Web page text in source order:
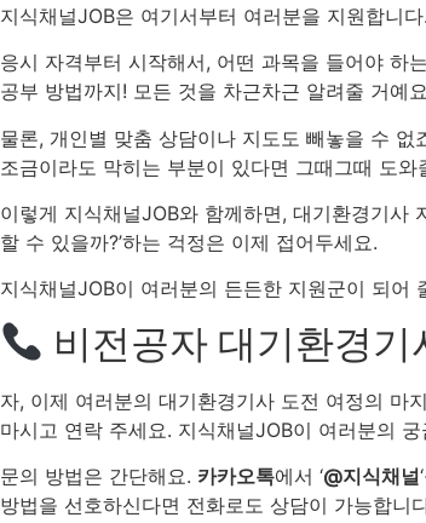
지식채널JOB은 여기서부터 여러분을 지원합니다.
응시 자격부터 시작해서, 어떤 과목을 들어야 하
공부 방법까지! 모든 것을 차근차근 알려줄 거예
물론, 개인별 맞춤 상담이나 지도도 빼놓을 수
조금이라도 막히는 부분이 있다면 그때그때 도와
이렇게 지식채널JOB와 함께하면, 대기환경기사
할 수 있을까?’하는 걱정은 이제 접어두세요.
지식채널JOB이 여러분의 든든한 지원군이 되어
비전공자 대기환경
자, 이제 여러분의 대기환경기사 도전 여정의 마
마시고 연락 주세요. 지식채널JOB이 여러분의
문의 방법은 간단해요. 카카오톡에서 ‘@지식채널
방법을 선호하신다면 전화로도 상담이 가능합니